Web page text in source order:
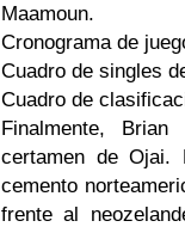
Maamoun.
Cronograma de
Cuadro de singles
Cuadro de
Finalmente, Brian
certamen de Ojai.
cemento
frente al